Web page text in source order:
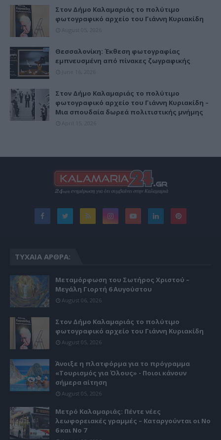
Στον Δήμο Καλαμαριάς το πολύτιμο
φωτογραφικό αρχείο του Γιάννη Κυριακίδη
Θεσσαλονίκη: Έκθεση φωτογραφίας
εμπνευσμένη από πίνακες ζωγραφικής
Στον Δήμο Καλαμαριάς το πολύτιμο
φωτογραφικό αρχείο του Γιάννη Κυριακίδη –
Μια σπουδαία δωρεά πολιτιστικής μνήμης
ΤΥΧΑΊΑ ΆΡΘΡΑ:
Μεταμόρφωση του Σωτήρος Χριστού –
Μεγάλη Γιορτή 6 Αυγούστου
August 06, 2026
Στον Δήμο Καλαμαριάς το πολύτιμο
φωτογραφικό αρχείο του Γιάννη Κυριακίδη
August 05, 2026
Άνοιξε η πλατφόρμα για το πρόγραμμα
«Τουρισμός για Όλους» - Ποιοι κάνουν
σήμερα αίτηση
August 05, 2026
Μετρό Καλαμαριάς: Πέντε νέες
λεωφορειακές γραμμές – Καταργούνται οι Νο
6 και Νο 7